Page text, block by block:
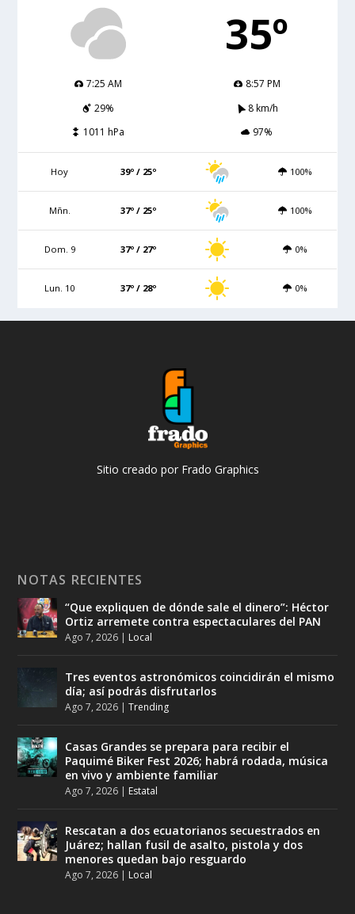
35º
7:25 AM
8:57 PM
29%
8 km/h
1011 hPa
97%
Hoy 39º / 25º 100%
Mñn. 37º / 25º 100%
Dom. 9 37º / 27º 0%
Lun. 10 37º / 28º 0%
Sitio creado por Frado Graphics
NOTAS RECIENTES
“Que expliquen de dónde sale el dinero”: Héctor
Ortiz arremete contra espectaculares del PAN
Ago 7, 2026 | Local
Tres eventos astronómicos coincidirán el mismo
día; así podrás disfrutarlos
Ago 7, 2026 |Trending
Casas Grandes se prepara para recibir el
Paquimé Biker Fest 2026; habrá rodada, música
en vivo y ambiente familiar
Ago 7, 2026 | Estatal
Rescatan a dos ecuatorianos secuestrados en
Juárez; hallan fusil de asalto, pistola y dos
menores quedan bajo resguardo
Ago 7, 2026 | Local